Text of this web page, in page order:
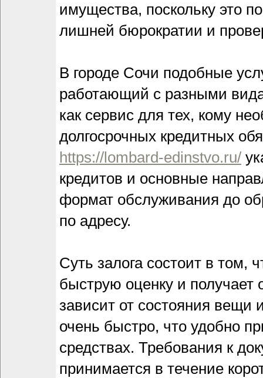
имущества, поскольку это
лишней бюрократии и
В городе Сочи подобные
работающий с разными
как сервис для тех, кому
долгосрочных кредитных
https://lombard-edinstvo.ru/
кредитов и основные
формат обслуживания до
по адресу.
Суть залога состоит в том,
быструю оценку и получает
зависит от состояния вещи
очень быстро, что удобно
средствах. Требования к
принимается в течение